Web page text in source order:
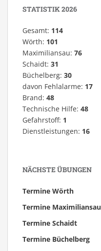
STATISTIK 2026
Gesamt: 114
Wörth: 101
Maximiliansau: 76
Schaidt: 31
Büchelberg: 30
davon Fehlalarme: 17
Brand: 48
Technische Hilfe: 48
Gefahrstoff: 1
Dienstleistungen: 16
NÄCHSTE ÜBUNGEN
Termine Wörth
Termine Maximiliansau
Termine Schaidt
Termine Büchelberg